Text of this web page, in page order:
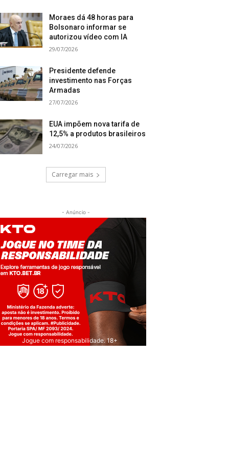
Moraes dá 48 horas para
Bolsonaro informar se
autorizou vídeo com IA
29/07/2026
Presidente defende
investimento nas Forças
Armadas
27/07/2026
EUA impõem nova tarifa de
12,5% a produtos brasileiros
24/07/2026
Carregar mais
- Anúncio -
Jogue com responsabilidade. 18+